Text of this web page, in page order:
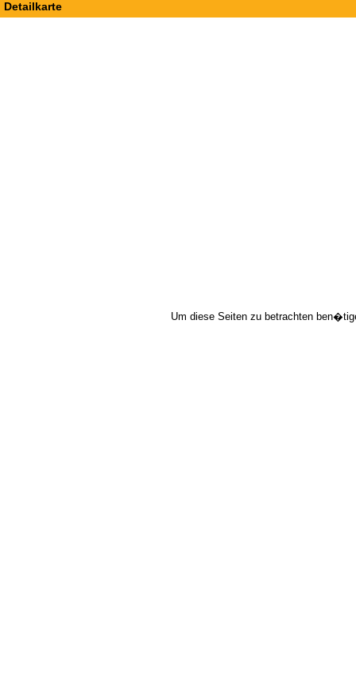
Detailkarte
Um diese Seiten zu betrachten